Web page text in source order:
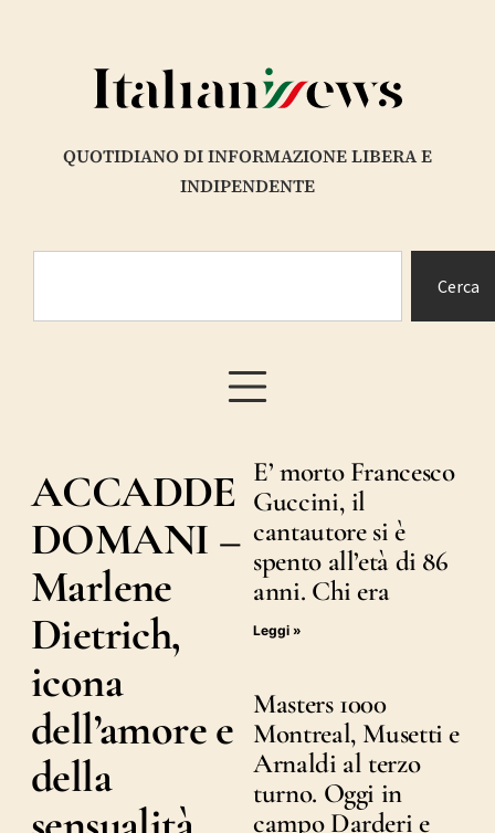
QUOTIDIANO DI INFORMAZIONE LIBERA E
INDIPENDENTE
Cerca
ACCADDE
DOMANI –
Marlene
Dietrich,
icona
dell’amore e
della
E’ morto Francesco
Guccini, il
cantautore si è
spento all’età di 86
anni. Chi era
Leggi »
Masters 1000
Montreal, Musetti e
Arnaldi al terzo
turno. Oggi in
campo Darderi e